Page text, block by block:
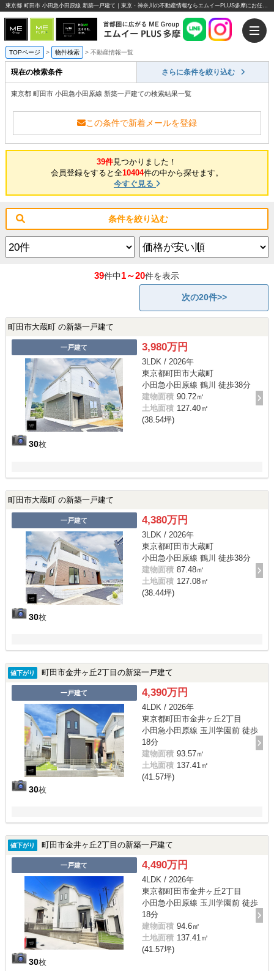
東京都 町田市 小田急小田原線 新築一戸建て｜東京・神奈川の不動産情報ならエムイーPLUS多摩にお任せください。
TOPページ > 物件検索 > 不動産情報一覧
現在の検索条件 さらに条件を絞り込む
東京都 町田市 小田急小田原線 新築一戸建ての検索結果一覧
この条件で新着メールを登録
39件見つかりました！
会員登録をすると全10404件の中から探せます。
今すぐ見る
条件を絞り込む
39件中1～20件を表示
次の20件>>
町田市大蔵町 の新築一戸建て
一戸建て
30枚
3,980万円
3LDK / 2026年
東京都町田市大蔵町
小田急小田原線 鶴川 徒歩38分
建物面積 90.72㎡
土地面積 127.40㎡
(38.54坪)
町田市大蔵町 の新築一戸建て
一戸建て
30枚
4,380万円
3LDK / 2026年
東京都町田市大蔵町
小田急小田原線 鶴川 徒歩38分
建物面積 87.48㎡
土地面積 127.08㎡
(38.44坪)
値下がり 町田市金井ヶ丘2丁目の新築一戸建て
一戸建て
30枚
4,390万円
4LDK / 2026年
東京都町田市金井ヶ丘2丁目
小田急小田原線 玉川学園前 徒歩
18分
建物面積 93.57㎡
土地面積 137.41㎡
(41.57坪)
値下がり 町田市金井ヶ丘2丁目の新築一戸建て
一戸建て
30枚
4,490万円
4LDK / 2026年
東京都町田市金井ヶ丘2丁目
小田急小田原線 玉川学園前 徒歩
18分
建物面積 94.6㎡
土地面積 137.41㎡
(41.57坪)